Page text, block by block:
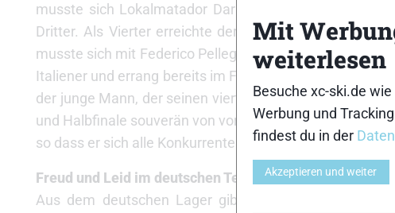
musste sich Lokalmatador Dario Cologna dem
Dritter. Als Vierter erreichte der Italiener Fulvio Scola
musste sich mit Federico Pellegrino der jüngste Athlet
Italiener und errang bereits im Februar bei den
der junge Mann, der seinen vierten Weltcup bestritt,
und Halbfinale souverän von vorn. Diese Taktik wollte er
so dass er sich alle Konkurrenten geschlagen geben
Freud und Leid im deutschen Team: Fessel Achte
Aus dem deutschen Lager gibt es nach dem
Mit
weiterlesen
Besuche xc-ski.de
Werbung und
findest du in der
Akzeptieren und weiter